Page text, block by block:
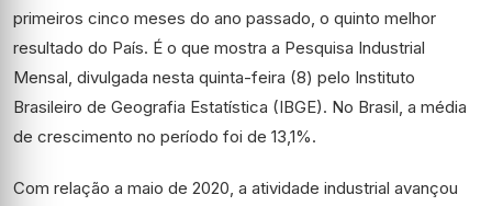
primeiros cinco meses do ano passado, o quinto melhor
resultado do País. É o que mostra a Pesquisa Industrial
Mensal, divulgada nesta quinta-feira (8) pelo Instituto
Brasileiro de Geografia Estatística (IBGE). No Brasil, a média
de crescimento no período foi de 13,1%.
Com relação a maio de 2020, a atividade industrial avançou